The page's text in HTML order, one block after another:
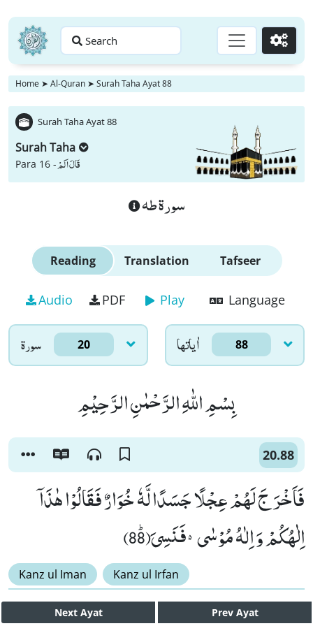
Search Go
Home ➤ Al-Quran ➤ Surah Taha Ayat 88
Surah Taha Ayat 88
Surah Taha
Para 16 -قَالَ اَلَمْ
سورة طه
Reading Translation Tafseer
Audio PDF Play Language
سورۃ 20 اٰياتها 88
بِسْمِ اللّٰهِ الرَّحْمٰنِ الرَّحِیْمِ
20.88
فَاَخْرَ جَ لَهُمْ عِجْلًا جَسَدًا لَّهٗ خُوَارٌ فَقَالُوْا هٰذَاۤ
اِلٰهُكُمْ وَ اِلٰهُ مُوْسٰى۬-فَنَسِیَﭤ(88)
Kanz ul Iman Kanz ul Irfan
Next Ayat Prev Ayat